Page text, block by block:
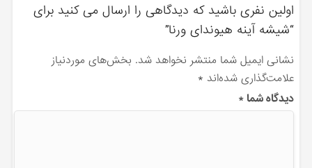
اولین نفری باشید که دیدگاهی را ارسال می کنید برای
“شیشه آینه هیوندای ورنا”
نشانی ایمیل شما منتشر نخواهد شد. بخش‌های موردنیاز
علامت‌گذاری شده‌اند *
دیدگاه شما*